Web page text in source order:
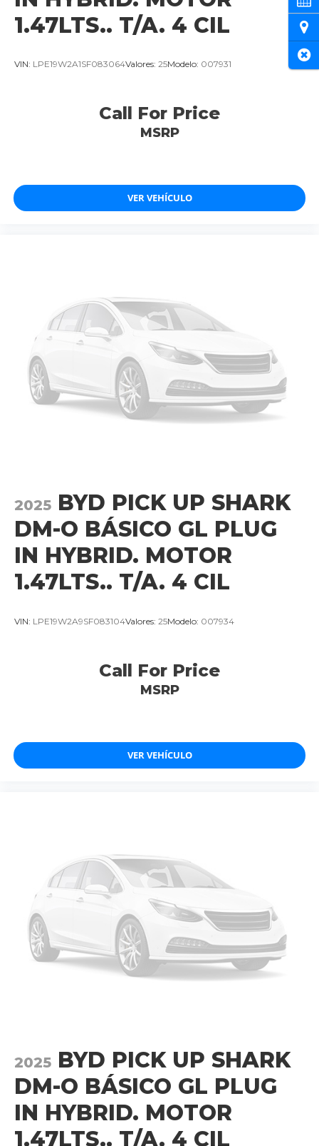
1.47LTS.. T/A. 4 CIL
VIN: LPE19W2A1SF083064Valores: 25Modelo: 007931
Call For Price
MSRP
VER VEHÍCULO
2025 BYD PICK UP SHARK
DM-O BÁSICO GL PLUG
IN HYBRID. MOTOR
1.47LTS.. T/A. 4 CIL
VIN: LPE19W2A9SF083104Valores: 25Modelo: 007934
Call For Price
MSRP
VER VEHÍCULO
2025 BYD PICK UP SHARK
DM-O BÁSICO GL PLUG
IN HYBRID. MOTOR
1.47LTS.. T/A. 4 CIL